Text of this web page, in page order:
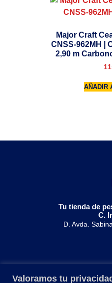
Valoramos tu
Major Craft
CNSS-962MH |
2,90 m
AÑADIR
Tu tienda de
C.
D. Avda.